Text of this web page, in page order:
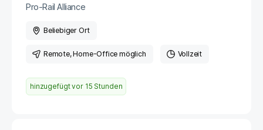
Pro-Rail Alliance
Beliebiger Ort
Remote, Home-Office möglich Vollzeit
hinzugefügt vor 15 Stunden